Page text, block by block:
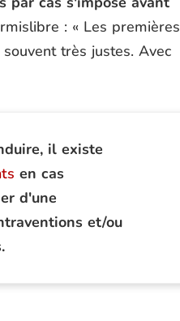
: « Les premières
très justes. Avec
il existe
en cas
d'une
et/ou